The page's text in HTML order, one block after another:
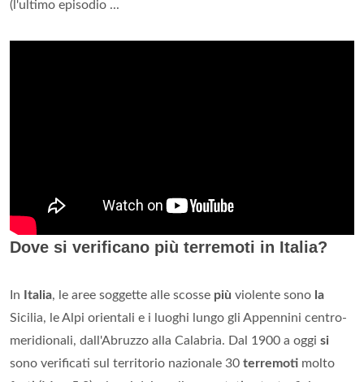
(l'ultimo episodio ...
Dove si verificano più terremoti in Italia?
In Italia, le aree soggette alle scosse più violente sono la
Sicilia, le Alpi orientali e i luoghi lungo gli Appennini centro-
meridionali, dall'Abruzzo alla Calabria. Dal 1900 a oggi si
sono verificati sul territorio nazionale 30 terremoti molto